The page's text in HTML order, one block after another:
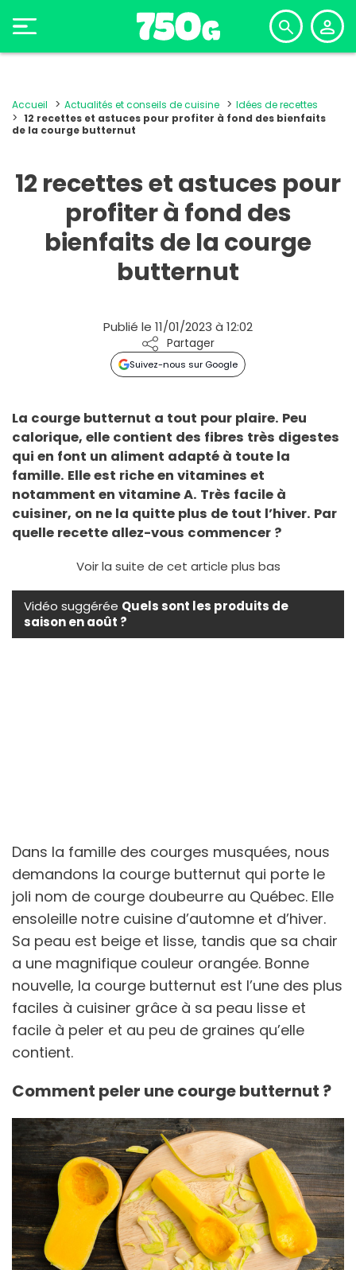
Accueil Actualités et conseils de cuisine
Idées de recettes
12 recettes et astuces pour profiter à fond des bienfaits
de la courge butternut
12 recettes et astuces pour
profiter à fond des
bienfaits de la courge
butternut
Publié le 11/01/2023 à 12:02
Partager
Suivez-nous sur Google
La courge butternut a tout pour plaire. Peu
calorique, elle contient des fibres très digestes
qui en font un aliment adapté à toute la
famille. Elle est riche en vitamines et
notamment en vitamine A. Très facile à
cuisiner, on ne la quitte plus de tout l’hiver. Par
quelle recette allez-vous commencer ?
Voir la suite de cet article plus bas
Vidéo suggérée Quels sont les produits de
saison en août ?
Dans la famille des courges musquées, nous
demandons la courge butternut qui porte le
joli nom de courge doubeurre au Québec. Elle
ensoleille notre cuisine d’automne et d’hiver.
Sa peau est beige et lisse, tandis que sa chair
a une magnifique couleur orangée. Bonne
nouvelle, la courge butternut est l’une des plus
faciles à cuisiner grâce à sa peau lisse et
facile à peler et au peu de graines qu’elle
contient.
Comment peler une courge butternut ?